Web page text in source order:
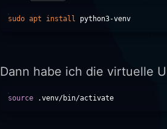
sudo apt install
Dann habe ich die virtuelle
source